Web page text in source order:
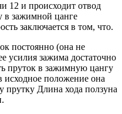
12 и происходит отвод
в зажимной цанге
заключается в том, что.
постоянно (она не
усилия зажима достаточно
пруток в зажимную цангу
положение она
прутку Длина хода ползуна